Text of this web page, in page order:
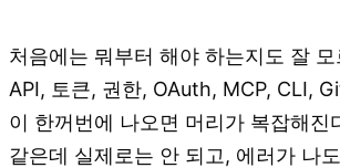
처음에는 뭐부터 해야 하는지도 잘
API, 토큰, 권한, OAuth, MCP, CLI,
이 한꺼번에 나오면 머리가 복잡해진
같은데 실제로는 안 되고, 에러가 나